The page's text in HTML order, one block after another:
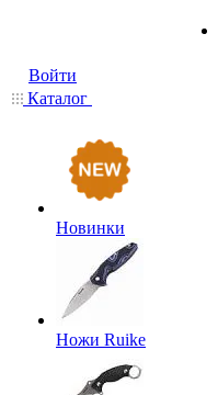
Войти
Каталог
Новинки
Ножи Ruike